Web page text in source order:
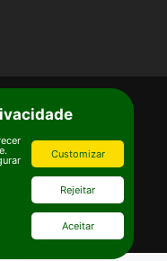
de Pesquisas
Customizar
Rejeitar
Aceitar